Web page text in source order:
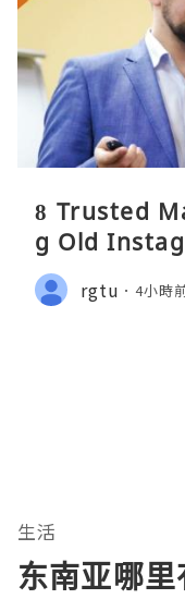
8 Trusted
g Old
rgtu 4小時
生活
东南亚哪